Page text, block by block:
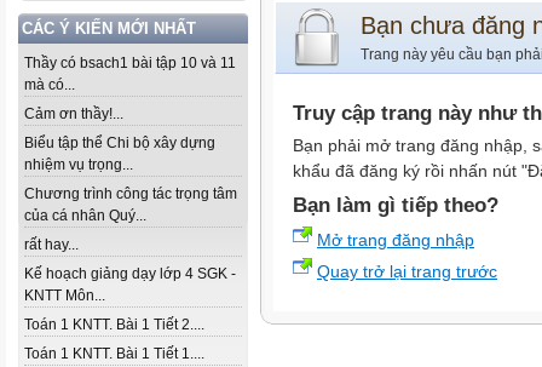
CÁC Ý KIẾN MỚI NHẤT
Thầy có bsach1 bài tập 10 và 11
mà có...
Cảm ơn thầy!...
Biểu tập thể Chi bộ xây dựng
nhiệm vụ trọng...
Chương trình công tác trọng tâm
của cá nhân Quý...
rất hay...
Kế hoạch giảng dạy lớp 4 SGK -
KNTT Môn...
Toán 1 KNTT. Bài 1 Tiết 2....
Toán 1 KNTT. Bài 1 Tiết 1....
Bạn chưa đăng
Trang này yêu cầu bạn
Truy cập trang này như
Bạn phải mở trang đăng nhập,
khẩu đã đăng ký rồi nhấn nút
Bạn làm gì tiếp theo?
Mở trang đăng nhập
Quay trở lại trang trước